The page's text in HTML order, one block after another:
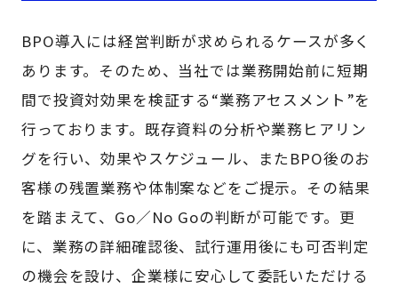
BPO導入には経営判断が求められるケースが多く
あります。そのため、当社では業務開始前に短期
間で投資対効果を検証する“業務アセスメント”を
行っております。既存資料の分析や業務ヒアリン
グを行い、効果やスケジュール、またBPO後のお
客様の残置業務や体制案などをご提示。その結果
を踏まえて、Go／No Goの判断が可能です。更
に、業務の詳細確認後、試行運用後にも可否判定
の機会を設け、企業様に安心して委託いただける